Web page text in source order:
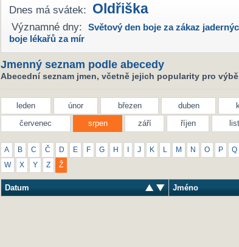
Dnes má svátek: Oldřiška
Významné dny: Světový den boje za zákaz
boje lékařů za mír
Jmenný seznam podle abecedy
Abecední seznam jmen, včetně jejich popularity pro
leden únor březen duben
červenec
srpen září říjen
A B C Č D E F G H J K M N O P Q
W X Y Z Ž
Datum Jméno